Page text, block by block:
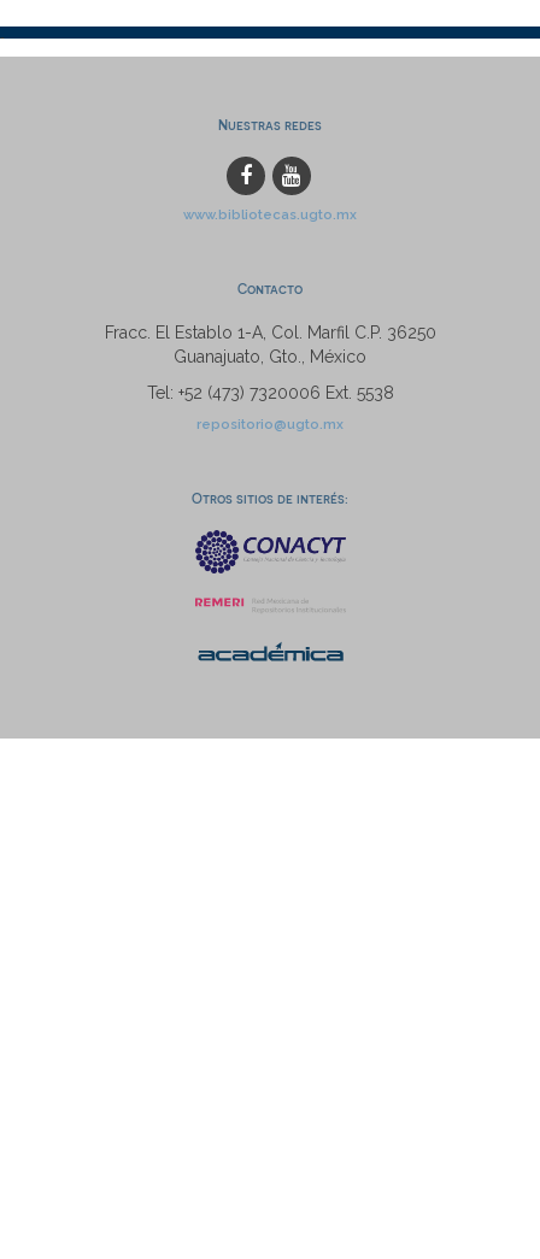
Nuestras redes
www.bibliotecas.ugto.mx
Contacto
Fracc. El Establo 1-A, Col. Marfil C.P. 36250
Guanajuato, Gto., México
Tel: +52 (473) 7320006 Ext. 5538
repositorio@ugto.mx
Otros sitios de interés: